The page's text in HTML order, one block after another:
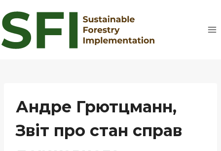
до
вмісту
Андре Грютцманн,
Звіт про стан справ